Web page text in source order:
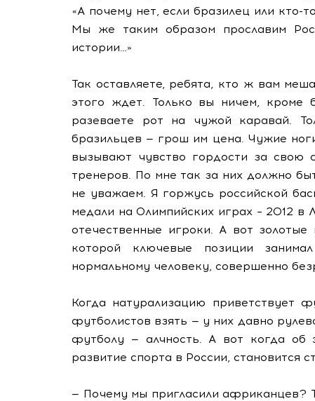
«А почему нет, если бразилец или
Мы же таким образом прославим
истории…»
Так оставляете, ребята, кто ж вам
этого ждет. Только вы ничем, кроме
разеваете рот на чужой каравай.
бразильцев — грош им цена. Чужие
вызывают чувство гордости за свою
тренеров. По мне так за них должно
не уважаем. Я горжусь российской
медали на Олимпийских играх – 2012
отечественные игроки. А вот
которой ключевые позиции
нормальному человеку, совершенно
Когда натурализацию приветствует
футболистов взять — у них давно
футболу — алчность. А вот когда об
развитие спорта в России, становится
— Почему мы пригласили африканцев?